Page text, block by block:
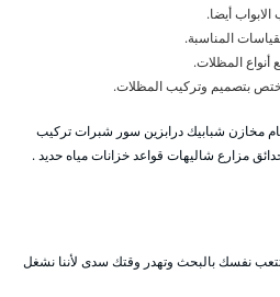
أيضا.
المناسبة.
أنواع المظلات.
بتصميم وتركيب المظلات.
مخازن شبابيك درابزين سور شبرات تركيب
مزارع شاليهات قواعد خزانات مياه حديد .
نفسك بالبحث وتهدر وقتك سدى لأننا نشغل